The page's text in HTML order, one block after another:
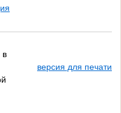
в
версия для печати